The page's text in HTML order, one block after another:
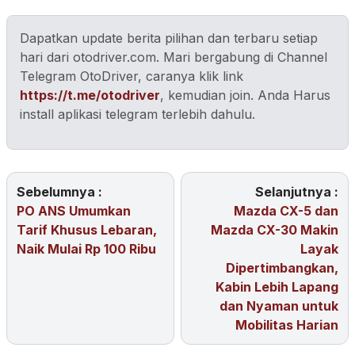
Dapatkan update berita pilihan dan terbaru setiap
hari dari otodriver.com. Mari bergabung di Channel
Telegram OtoDriver, caranya klik link
https://t.me/otodriver, kemudian join. Anda Harus
install aplikasi telegram terlebih dahulu.
Sebelumnya :
PO ANS Umumkan
Tarif Khusus Lebaran,
Naik Mulai Rp 100 Ribu
Selanjutnya :
Mazda CX-5 dan
Mazda CX-30 Makin
Layak
Dipertimbangkan,
Kabin Lebih Lapang
dan Nyaman untuk
Mobilitas Harian